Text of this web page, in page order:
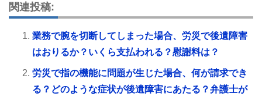
関連投稿:
業務で腕を切断してしまった場合、労災で後遺障害
はおりるか？いくら支払われる？慰謝料は？
労災で指の機能に問題が生じた場合、何が請求でき
る？どのような症状が後遺障害にあたる？弁護士が